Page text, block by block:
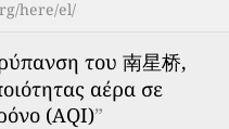
here/el/
του 南星桥,
αέρα σε
(AQI)”